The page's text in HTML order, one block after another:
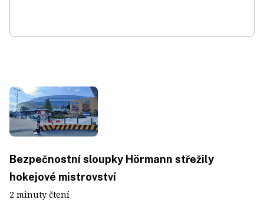
Bezpečnostní sloupky Hörmann střežily
hokejové mistrovství
2 minuty čtení